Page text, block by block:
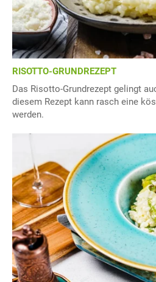
RISOTTO-GRUNDREZEPT
Das Risotto-Grundrezept gelingt
diesem Rezept kann rasch eine
werden.